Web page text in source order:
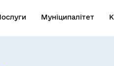
Муніципалітет